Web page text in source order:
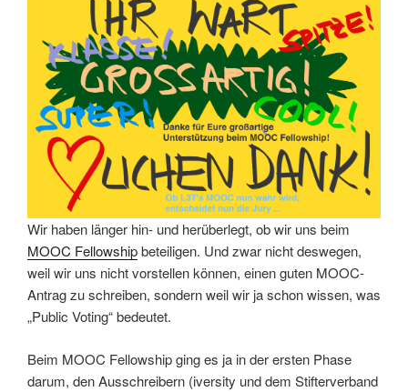
Wir haben länger hin- und herüberlegt, ob wir uns beim
MOOC Fellowshipbeteiligen. Und zwar nicht deswegen,
weil wir uns nicht vorstellen können, einen guten MOOC-
Antrag zu schreiben, sondern weil wir ja schon wissen, was
„Public Voting“ bedeutet.
Beim MOOC Fellowship ging es ja in der ersten Phase
darum, den Ausschreibern (iversity und dem Stifterverband